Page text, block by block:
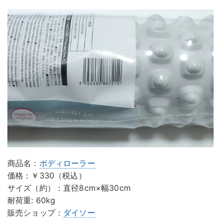
商品名： ボディローラー
価格：￥330（税込）
サイズ（約）：直径8cm×幅30cm
耐荷重: 60kg
販売ショップ： ダイソー